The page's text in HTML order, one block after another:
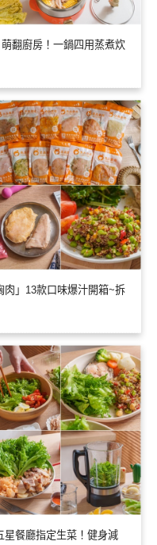
翻廚房！一鍋四用蒸煮炊
肉」13款口味爆汁開箱~拆
星餐廳指定生菜！健身減